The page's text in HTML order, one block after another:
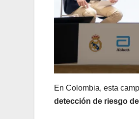
En Colombia, esta
detección de riesgo